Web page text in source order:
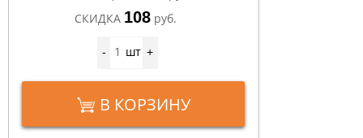
СКИДКА 108 руб.
- шт +
В КОРЗИНУ